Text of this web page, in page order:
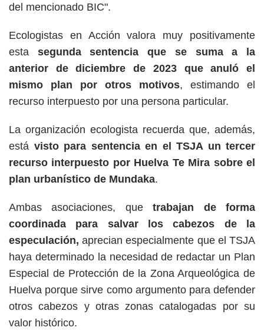
del mencionado BIC".
Ecologistas en Acción valora muy positivamente
esta segunda sentencia que se suma a la
anterior de diciembre de 2023 que anuló el
mismo plan por otros motivos, estimando el
recurso interpuesto por una persona particular.
La organización ecologista recuerda que, además,
está visto para sentencia en el TSJA un tercer
recurso interpuesto por Huelva Te Mira sobre el
plan urbanístico de Mundaka.
Ambas asociaciones, quetrabajan de forma
coordinada para salvar los cabezos de la
especulación, aprecian especialmente que el TSJA
haya determinado la necesidad de redactar un Plan
Especial de Protección de la Zona Arqueológica de
Huelva porque sirve como argumento para defender
otros cabezos y otras zonas catalogadas por su
valor histórico.